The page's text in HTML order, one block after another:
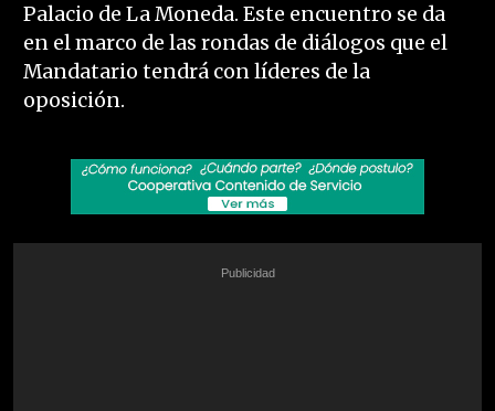
Palacio de La Moneda. Este encuentro se da
en el marco de las rondas de diálogos que el
Mandatario tendrá con líderes de la
oposición.